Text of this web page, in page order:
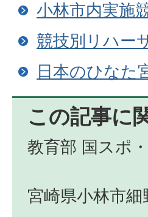
小林市内実施
競技別リハー
日本のひなた
この記事に
教育部 国スポ
宮崎県小林市